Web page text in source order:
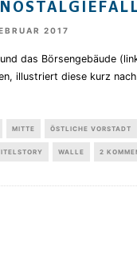
2017
das Börsengebäude
illustriert diese kurz
MITTE ÖSTLICHE VORSTADT
WALLE 2